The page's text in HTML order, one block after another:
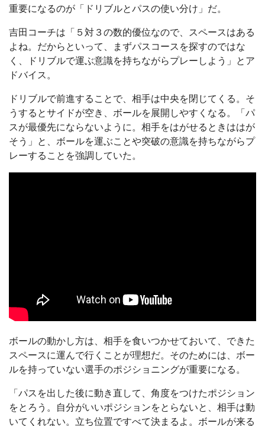
重要になるのが「ドリブルとパスの使い分け」だ。
吉田コーチは「５対３の数的優位なので、スペースはある
よね。だからといって、まずパスコースを探すのではな
く、ドリブルで運ぶ意識を持ちながらプレーしよう」とア
ドバイス。
ドリブルで前進することで、相手は中央を閉じてくる。そ
うするとサイドが空き、ボールを展開しやすくなる。「パ
スが最優先にならないように。相手をはがせるときははが
そう」と、ボールを運ぶことや突破の意識を持ちながらプ
レーすることを強調していた。
ボールの動かし方は、相手を食いつかせておいて、できた
スペースに運んで行くことが理想だ。そのためには、ボー
ルを持っていない選手のポジショニングが重要になる。
「パスを出した後に動き直して、角度をつけたポジション
をとろう。自分がいいポジションをとらないと、相手は動
いてくれない。立ち位置ですべて決まるよ。ボールが来る